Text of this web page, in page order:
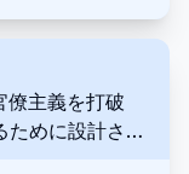
ョン、スマート
主義を打破
ために設計され